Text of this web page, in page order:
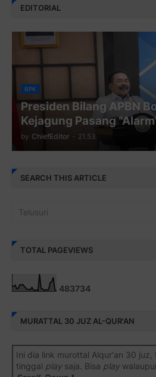
EDITORIAL
BPK
Presiden Bilang APBN
Kejagung Pasang
by ChiefEditor - 21.53
SEARCH THIS ARTICLE
TOTAL PAGEVIEWS
483734
MURATTAL 30 JUZ AL-QUR'AN
Ini dia link murottal Alqur'an 30 juz,
tinggal playsaja. Bisa play